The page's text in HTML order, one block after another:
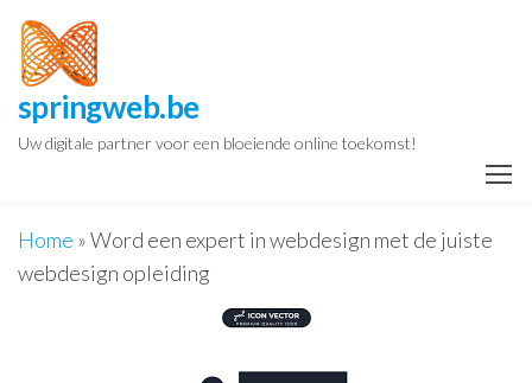
Spring
naar
de
inhoud
springweb.be
Uw digitale partner voor een bloeiende online toekomst!
Home »Word een expert in webdesign met de juiste
webdesign opleiding